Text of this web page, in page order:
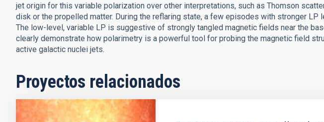
jet origin for this variable polarization over other interpretations, such as Thomson
disk or the propelled matter. During the reflaring state, a few episodes with stronger LP
The low-level, variable LP is suggestive of strongly tangled magnetic fields near the
clearly demonstrate how polarimetry is a powerful tool for probing the magnetic field
active galactic nuclei jets.
Proyectos relacionados